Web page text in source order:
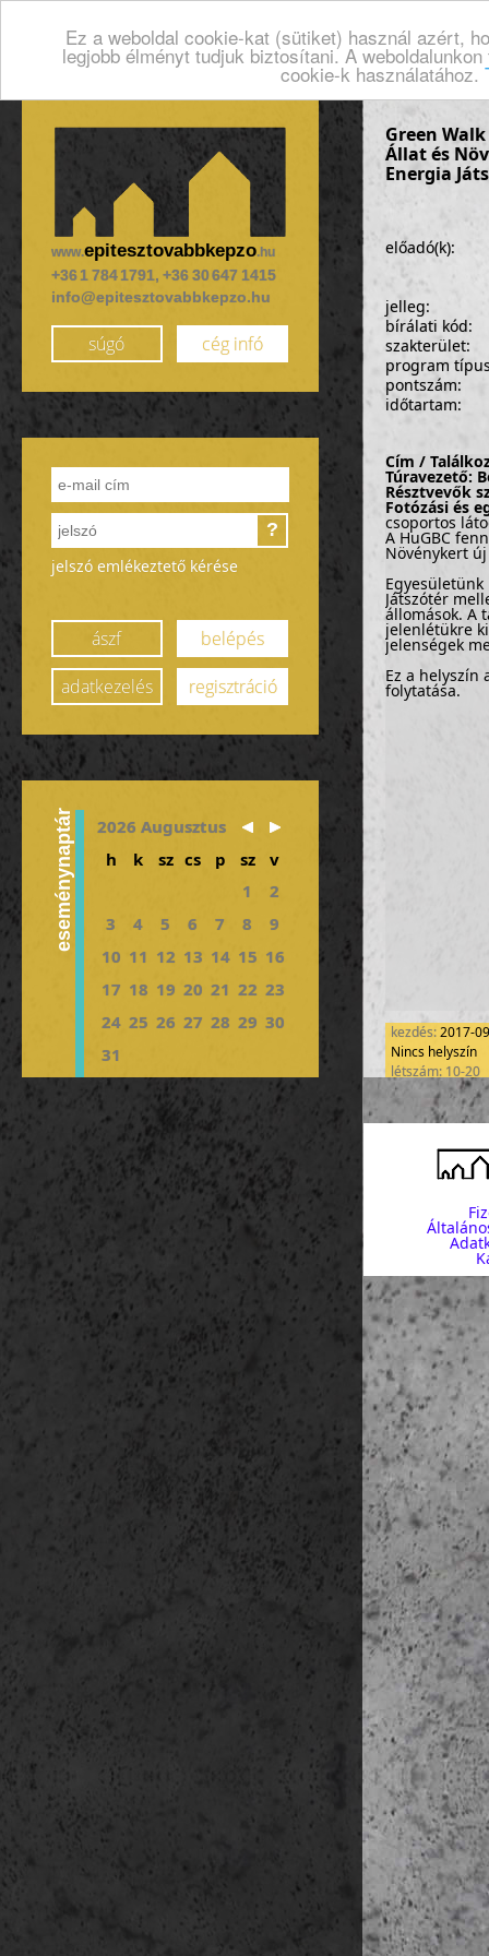
Ez a weboldal cookie-kat (sütiket) használ azért,
legjobb élményt tudjuk biztosítani. A
cookie-k használatához.
www.epitesztovabbkepzo.hu
+36 1 784 1791, +36 30 647 1415
info@epitesztovabbkepzo.hu
súgó cég infó
?
jelszó emlékeztető kérése
ászf
belépés
adatkezelés
regisztráció
eseménynaptár
2026 Augusztus
h
k sz cs p sz
v
1
2
3
4 5 6 7 8
9
10 11 12 13 14 15 16
17 18 19 20 21 22 23
24 25 26 27 28 29 30
31
Green
Állat és
Energia
előadó(k):
jelleg:
bírálati kód:
szakterület:
program
pontszám:
időtartam:
Cím /
Túravezető:
Résztvevők
Fotózási és
csoportos
A HuGBC
Növénykert
Játszótér
állomások. A
jelenlétükre
jelenségek
Ez a helyszín
folytatása.
kezdés:2017-
Nincs helyszín
létszám: 10-20